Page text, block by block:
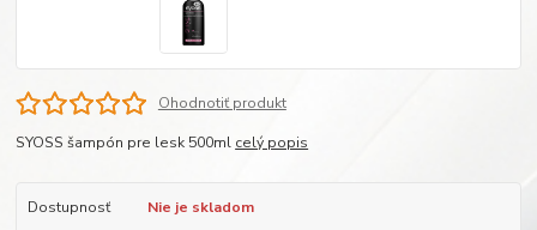
Ohodnotiť produkt
SYOSS šampón pre lesk 500ml celý popis
Dostupnosť
Nie je skladom